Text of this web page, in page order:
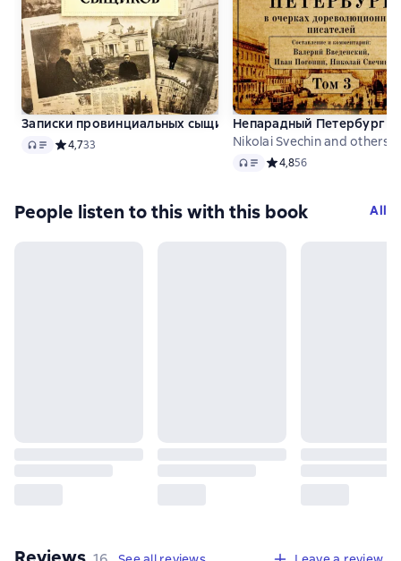
Записки провинциальных сыщиков
Audio Средний рейтинг 4,7 на основе 33 оценок
4,733
Непарадный Петербург
Nikolai Svechin and others
Audio Средний рейтинг 4,8 на
4,856
People listen to this with this book All